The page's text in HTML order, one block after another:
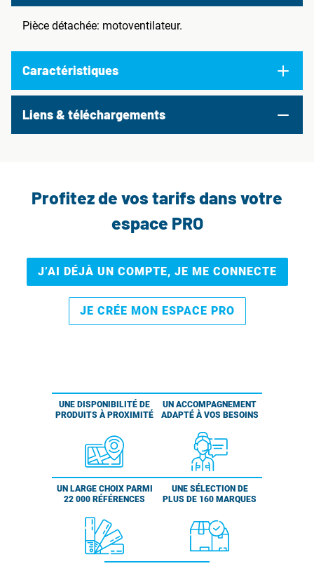
Pièce détachée: motoventilateur.
Caractéristiques
Liens & téléchargements
Profitez de vos tarifs dans votre
espace PRO
J’AI DÉJÀ UN COMPTE, JE ME CONNECTE
JE CRÉE MON ESPACE PRO
UNE DISPONIBILITÉ DE
PRODUITS À PROXIMITÉ
UN ACCOMPAGNEMENT
ADAPTÉ À VOS BESOINS
UN LARGE CHOIX PARMI
22 000 RÉFÉRENCES
UNE SÉLECTION DE
PLUS DE 160 MARQUES